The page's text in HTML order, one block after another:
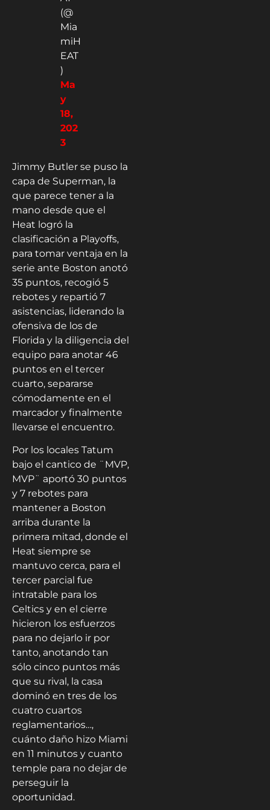
(@
Mia
miH
EAT
)
Ma
y
18,
202
3
Jimmy Butler se puso la
capa de Superman, la
que parece tener a la
mano desde que el
Heat logró la
clasificación a Playoffs,
para tomar ventaja en la
serie ante Boston anotó
35 puntos, recogió 5
rebotes y repartió 7
asistencias, liderando la
ofensiva de los de
Florida y la diligencia del
equipo para anotar 46
puntos en el tercer
cuarto, separarse
cómodamente en el
marcador y finalmente
llevarse el encuentro.
Por los locales Tatum
bajo el cantico de ¨MVP,
MVP¨ aportó 30 puntos
y 7 rebotes para
mantener a Boston
arriba durante la
primera mitad, donde el
Heat siempre se
mantuvo cerca, para el
tercer parcial fue
intratable para los
Celtics y en el cierre
hicieron los esfuerzos
para no dejarlo ir por
tanto, anotando tan
sólo cinco puntos más
que su rival, la casa
dominó en tres de los
cuatro cuartos
reglamentarios…,
cuánto daño hizo Miami
en 11 minutos y cuanto
temple para no dejar de
perseguir la
oportunidad.